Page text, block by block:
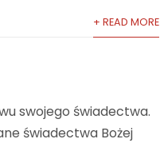
+ READ MORE
swojego świadectwa.
świadectwa Bożej